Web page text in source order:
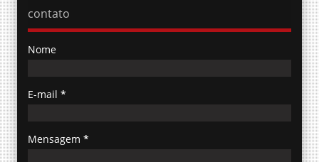
contato
Nome
E-mail *
Mensagem *